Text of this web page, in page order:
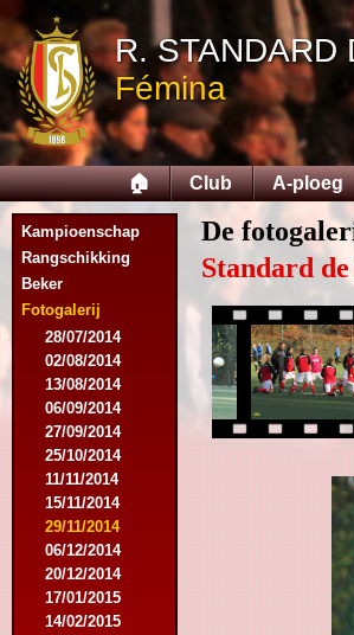
R. STANDARD
Fémina
🏠 Club A-ploeg
Kampioenschap
Rangschikking
Beker
Fotogalerij
28/07/2014
02/08/2014
13/08/2014
06/09/2014
27/09/2014
25/10/2014
11/11/2014
15/11/2014
29/11/2014
06/12/2014
20/12/2014
17/01/2015
14/02/2015
De
Standard